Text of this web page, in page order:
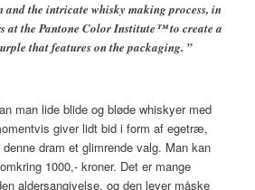
the intricate whisky making process, in
at the Pantone Color Institute™ to create a
that features on the packaging. ”
man lide blide og bløde whiskyer med
giver lidt bid i form af egetræ,
dram et glimrende valg. Man kan
1000,- kroner. Det er mange
aldersangivelse, og den lever måske